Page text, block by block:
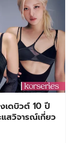
เดบิวต์ 10 ปี
สวิจารณ์เกี่ยว